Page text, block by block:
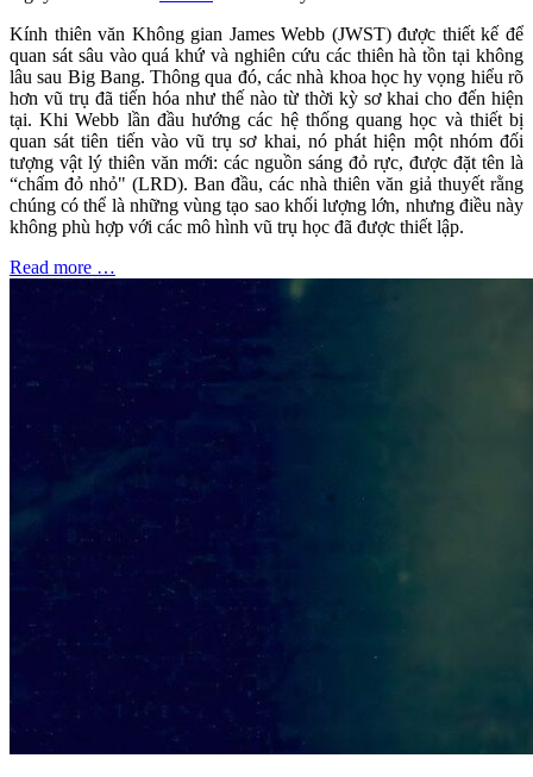
Kính thiên văn Không gian James Webb (JWST) được thiết kế để
quan sát sâu vào quá khứ và nghiên cứu các thiên hà tồn tại không
lâu sau Big Bang. Thông qua đó, các nhà khoa học hy vọng hiểu rõ
hơn vũ trụ đã tiến hóa như thế nào từ thời kỳ sơ khai cho đến hiện
tại. Khi Webb lần đầu hướng các hệ thống quang học và thiết bị
quan sát tiên tiến vào vũ trụ sơ khai, nó phát hiện một nhóm đối
tượng vật lý thiên văn mới: các nguồn sáng đỏ rực, được đặt tên là
“chấm đỏ nhỏ" (LRD). Ban đầu, các nhà thiên văn giả thuyết rằng
chúng có thể là những vùng tạo sao khối lượng lớn, nhưng điều này
không phù hợp với các mô hình vũ trụ học đã được thiết lập.
Read more …